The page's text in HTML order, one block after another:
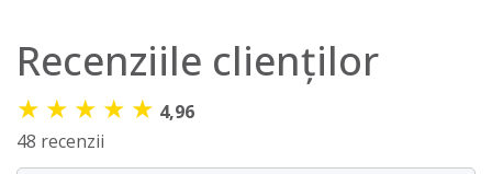
Recenziile clienților
★ ★ ★ ★ ★ 4,96
48 recenzii